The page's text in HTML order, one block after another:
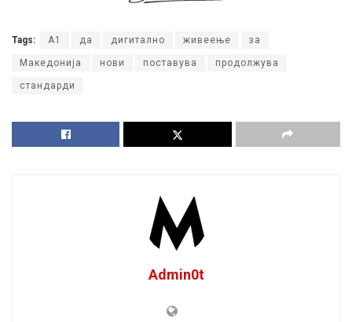
Tags: А1 да дигитално живеење за
Македонија нови поставува продолжува
стандарди
Admin0t